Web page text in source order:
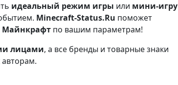
идеальный режим игры или мини-игру
Minecraft-Status.Ru поможет
Майнкрафт по вашим параметрам!
лицами, а все бренды и товарные знаки